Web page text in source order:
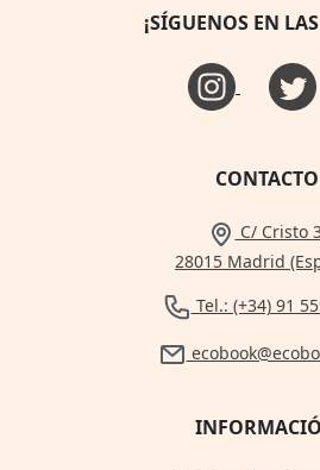
¡SÍGUENOS EN
CONTACTO
C/ Cristo
28015 Madrid
Tel.: (+34) 91